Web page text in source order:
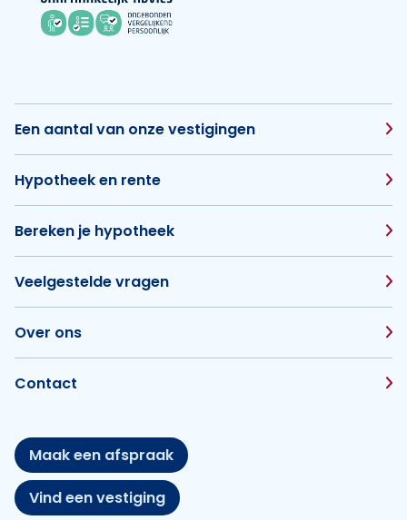
Een aantal van onze vestigingen
Hypotheek en rente
Bereken je hypotheek
Veelgestelde vragen
Over ons
Contact
Maak een afspraak
Vind een vestiging